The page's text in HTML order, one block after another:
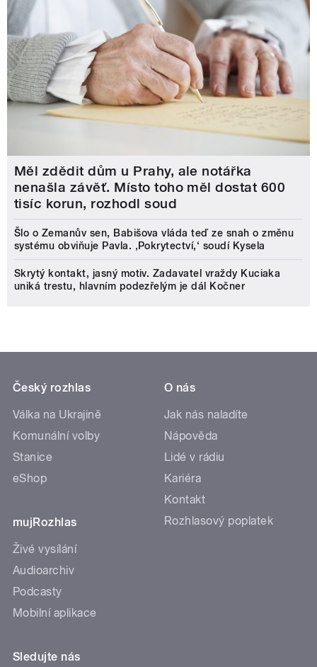
Měl zdědit dům u Prahy, ale notářka
nenašla závěť. Místo toho měl dostat 600
tisíc korun, rozhodl soud
Šlo o Zemanův sen, Babišova vláda teď ze snah o změnu
systému obviňuje Pavla. ‚Pokrytectví,‘ soudí Kysela
Skrytý kontakt, jasný motiv. Zadavatel vraždy Kuciaka
uniká trestu, hlavním podezřelým je dál Kočner
Český rozhlas
Válka na Ukrajině
Komunální volby
Stanice
eShop
mujRozhlas
Živé vysílání
Audioarchiv
Podcasty
Mobilní aplikace
O nás
Jak nás naladíte
Nápověda
Lidé v rádiu
Kariéra
Kontakt
Rozhlasový poplatek
Sledujte nás